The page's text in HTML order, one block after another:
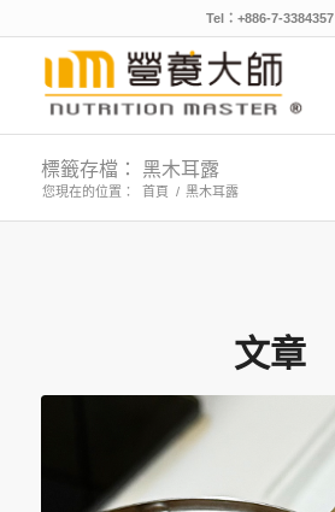
Tel：+886-7-3384357
標籤存檔： 黑木耳露
您現在的位置： 首頁 / 黑木耳露
文章